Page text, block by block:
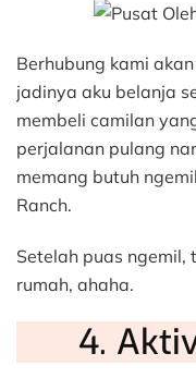
Berhubung kami
jadinya aku belanja
membeli camilan
perjalanan pulang
memang butuh
Ranch.
Setelah puas
rumah, ahaha.
4.